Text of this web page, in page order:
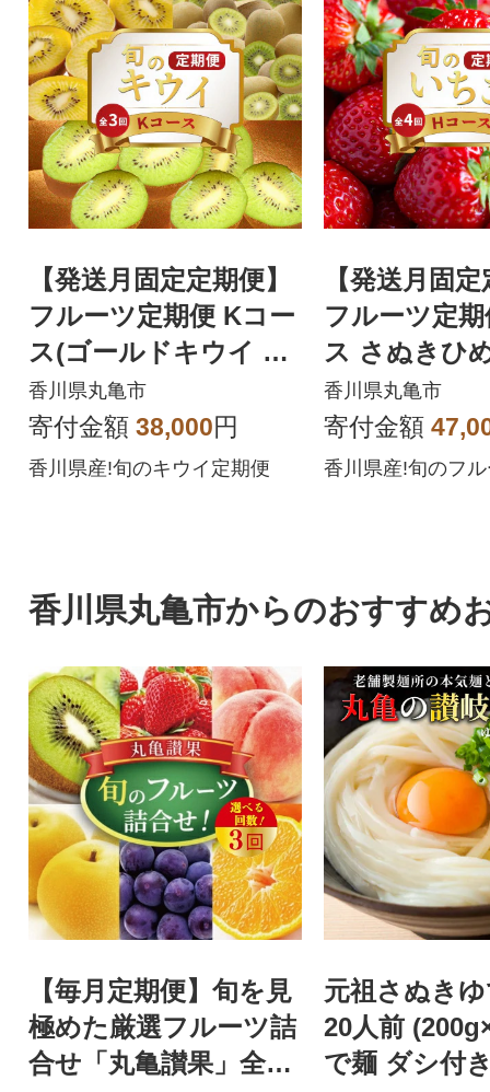
【発送月固定定期便】
フルーツ定期便 Kコー
ス(ゴールドキウイ キ
ウイっこ 香緑キウイ)
全3回
香川県丸亀市
寄付金額 38,000円
香川県産!旬のキウイ定期便
【発送月固
フルーツ定
ス さぬきひ
香川県丸亀市
寄付金額
香川県産!旬のフ
香川県丸亀市からのおすすめ
【毎月定期便】旬を見
極めた厳選フルーツ詰
合せ「丸亀讃果」全3
元祖さぬき
20人前
で麺 ダシ付